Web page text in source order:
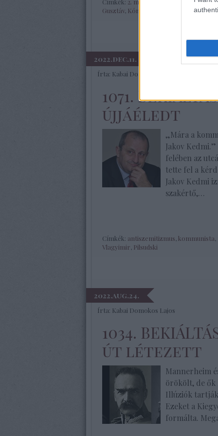
Címkék: 2. magyar hadsereg Horthy
Gusztáv, Kónya Lajos ukrajnai háború,
2022.dec.11.
Írta: Kabai Domokos Lajos
1071.
újjáéledt
„Mára a
Jakov
felében az
tette fel a
Jakov Kedmi
szakértő,…
Címkék: antiszemitizmus kommunista
Vlagyimir Pilsudski
2022.aug.24.
Írta: Kabai Domokos Lajos
1034.
út létezett
Mannerheim
örökölt, de ők
Illúziók tartják
Ezeket a
formálta.